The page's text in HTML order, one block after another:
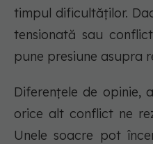
timpul dificultăților.
tensionată sau
pune presiune asupra
Diferențele de opinie,
orice alt conflict ne
Unele soacre pot